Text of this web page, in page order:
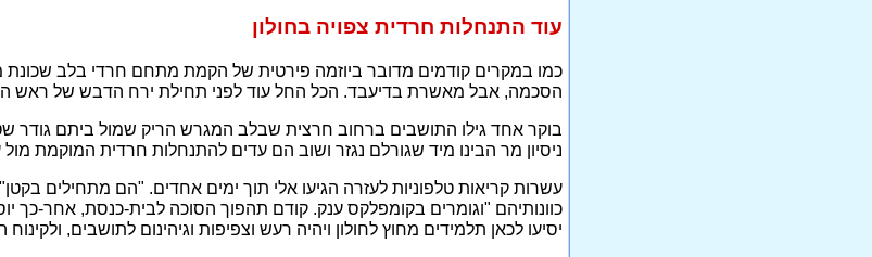
עוד התנחלות חרדית צפויה בחולון
כמו במקרים קודמים מדובר ביוזמה פירטית של הקמת מתחם חרדי בלב שכונת
הסכמה, אבל מאשרת בדיעבד. הכל החל עוד לפני תחילת ירח הדבש של ראש
בוקר אחד גילו התושבים ברחוב חרצית שבלב המגרש הריק שמול ביתם גודר
ניסיון מר הבינו מיד שגורלם נגזר ושוב הם עדים להתנחלות חרדית המוקמת מול
עשרות קריאות טלפוניות לעזרה הגיעו אלי תוך ימים אחדים. "הם מתחילים
כוונותיהם "וגומרים בקומפלקס ענק. קודם תהפוך הסוכה לבית-כנסת, אחר-כך
יסיעו לכאן תלמידים מחוץ לחולון ויהיה רעש וצפיפות וגיהינום לתושבים,